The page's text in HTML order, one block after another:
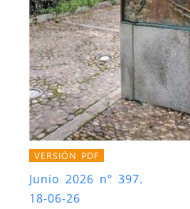
VERSIÓN PDF
Junio 2026 nº 397.
18-06-26